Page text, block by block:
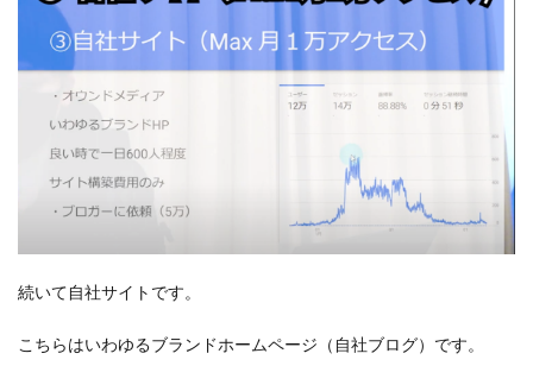
続いて自社サイトです。
こちらはいわゆるブランドホームページ（自社ブログ）です。